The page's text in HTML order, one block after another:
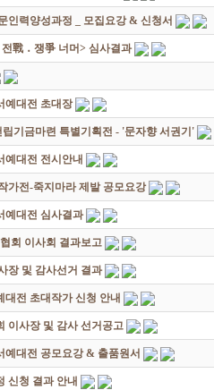
인력양성과정 _ 모집요강 & 신청서
戰 ․ 쟁爭 너머> 심사결과
예대전 초대장
기금마련 특별기획전 - '문자향 서권기'
예대전 전시안내
가전-죽지마라 제발 공모요강
예대전 심사결과
회 이사회 결과보고
장 및 감사선거 결과
대전 초대작가 신청 안내
이사장 및 감사 선거공고
예대전 공모요강 & 출품원서
신청 결과 안내